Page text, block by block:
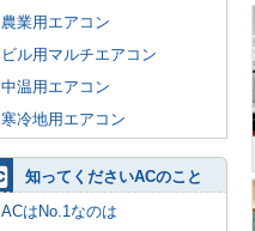
農業用エアコン
ビル用マルチエアコン
中温用エアコン
寒冷地用エアコン
知ってくださいACのこと
ACはNo.1なのは